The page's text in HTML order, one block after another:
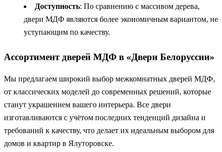
Доступность: По сравнению с массивом дерева,
двери МДФ являются более экономичным вариантом, не
уступающим по качеству.
Ассортимент дверей МДФ в «Двери Белоруссии»
Мы предлагаем широкий выбор межкомнатных дверей МДФ,
от классических моделей до современных решений, которые
станут украшением вашего интерьера. Все двери
изготавливаются с учётом последних тенденций дизайна и
требований к качеству, что делает их идеальным выбором для
домов и квартир в Ялуторовске.